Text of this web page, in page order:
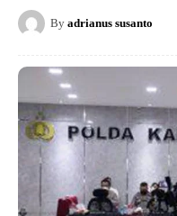
By adrianus susanto